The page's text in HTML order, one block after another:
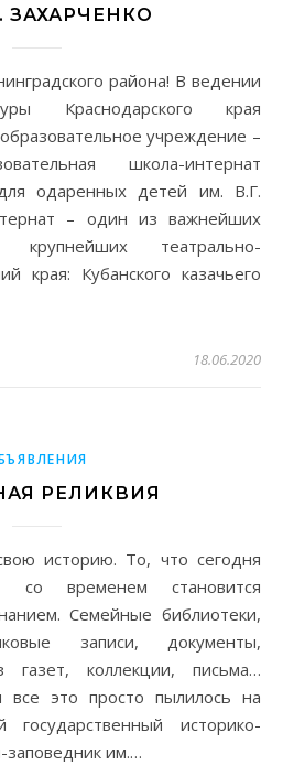
ЗАХАРЧЕНКО
Краснодарского края
учреждение –
школа-интернат
одаренных детей им. В.Г.
– один из важнейших
крупнейших театрально-
края: Кубанского казачьего
18.06.2020
РЕЛИКВИЯ
со временем становится
Семейные библиотеки,
записи, документы,
газет, коллекции, письма…
все это просто пылилось на
государственный историко-
заповедник им.…